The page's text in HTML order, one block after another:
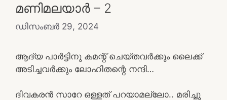
മണിമലയാർ – 2
ഡിസംബർ 29, 2024
ആദ്യ പാർട്ടിനു കമന്റ് ചെയ്തവർക്കും ലൈക്ക്
അടിച്ചവർക്കും ലോഹിതന്റെ നന്ദി…
ദിവകരൻ സാറേ ഒള്ളത് പറയാമല്ലോ.. മരിച്ചു